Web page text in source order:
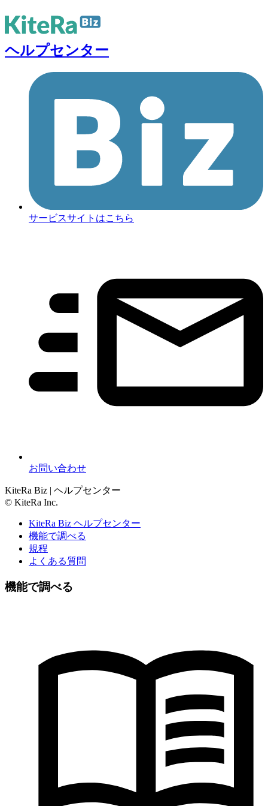
ヘルプセンター
サービスサイトはこちら
お問い合わせ
KiteRa Biz | ヘルプセンター
© KiteRa Inc.
KiteRa Biz ヘルプセンター
機能で調べる
規程
よくある質問
機能で調べる